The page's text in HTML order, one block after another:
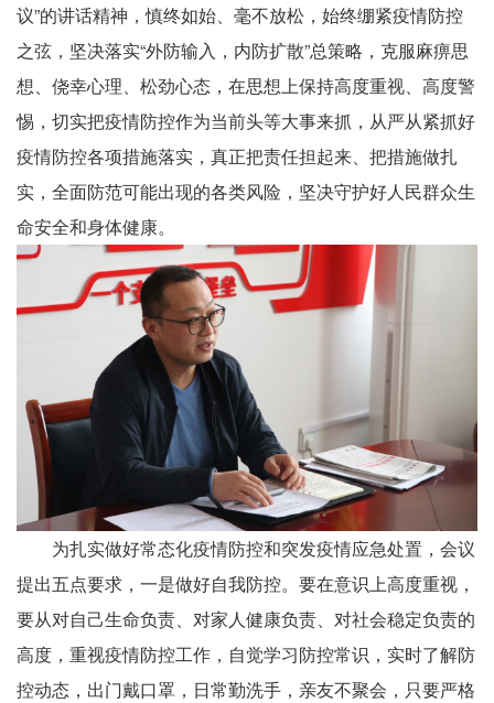
议”的讲话精神，慎终如始、毫不放松，始终绷紧疫情防控
之弦，坚决落实“外防输入，内防扩散”总策略，克服麻痹思
想、侥幸心理、松劲心态，在思想上保持高度重视、高度警
惕，切实把疫情防控作为当前头等大事来抓，从严从紧抓好
疫情防控各项措施落实，真正把责任担起来、把措施做扎
实，全面防范可能出现的各类风险，坚决守护好人民群众生
命安全和身体健康。
为扎实做好常态化疫情防控和突发疫情应急处置，会议
提出五点要求，一是做好自我防控。要在意识上高度重视，
要从对自己生命负责、对家人健康负责、对社会稳定负责的
高度，重视疫情防控工作，自觉学习防控常识，实时了解防
控动态，出门戴口罩，日常勤洗手，亲友不聚会，只要严格